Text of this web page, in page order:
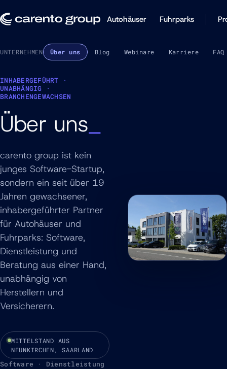
Autohäuser Fuhrparks
UNTERNEHMEN Über uns Blog Webinare Karriere FAQ
INHABERGEFÜHRT ·
UNABHÄNGIG ·
BRANCHENGEWACHSEN
Über uns
carento group ist kein
junges Software-Startup,
sondern ein seit über 19
Jahren gewachsener,
inhabergeführter Partner
für Autohäuser und
Fuhrparks: Software,
Dienstleistung und
Beratung aus einer Hand,
unabhängig von
Herstellern und
Versicherern.
MITTELSTAND AUS
NEUNKIRCHEN, SAARLAND
Software · Dienstleistung